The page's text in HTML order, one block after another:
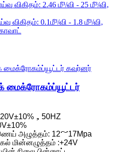
மைக்ரோகம்ப்யூட்டர்
，50HZ
அழுத்தம்: 12～17Mpa
மின்னழுத்தம் :+24V